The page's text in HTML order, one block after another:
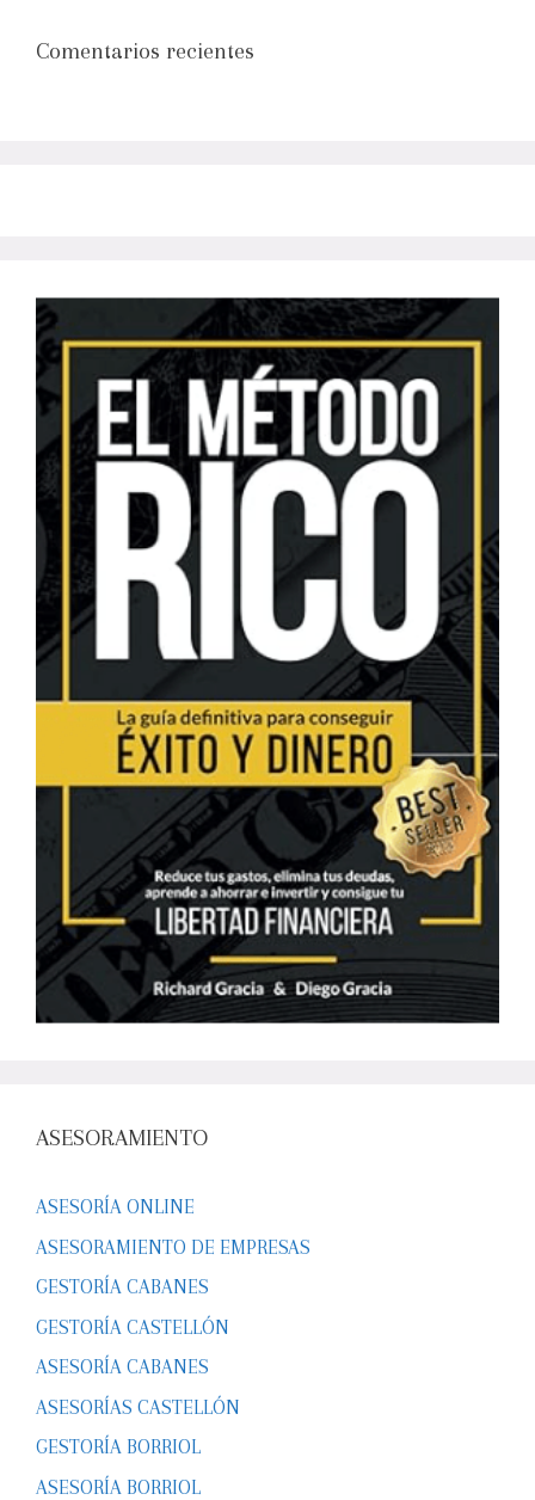
Comentarios recientes
ASESORAMIENTO
ASESORÍA ONLINE
ASESORAMIENTO DE EMPRESAS
GESTORÍA CABANES
GESTORÍA CASTELLÓN
ASESORÍA CABANES
ASESORÍAS CASTELLÓN
GESTORÍA BORRIOL
ASESORÍA BORRIOL